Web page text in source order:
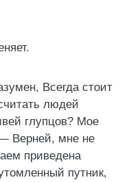
Всегда стоит
людей
глупцов? Мое
Верней, мне не
приведена
путник,